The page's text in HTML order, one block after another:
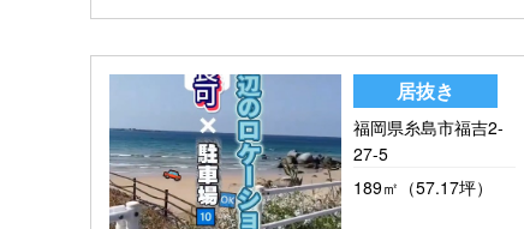
居抜き
福岡県糸島市福吉2-
27-5
189㎡（57.17坪）